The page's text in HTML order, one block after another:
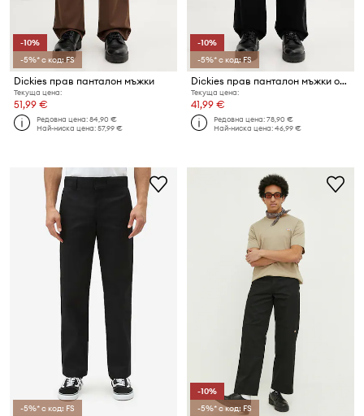
-10%
-5%* с код: FS
Dickies прав панталон мъжки
Текуща цена:
51,99 €
Редовна цена:84,90 €
Най-ниска цена:57,99 €
-10%
-5%* с код: FS
Dickies прав панталон мъжки от памук
Текуща цена:
41,99 €
Редовна цена:78,90 €
Най-ниска цена:46,99 €
-5%* с код: FS
-10%
-5%* с код: FS